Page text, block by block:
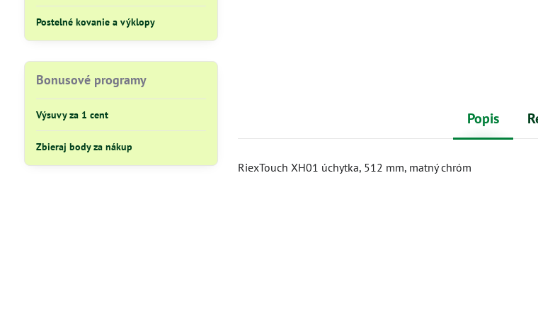
Popis
RiexTouch XH01 úchytka, 512 mm, matný chróm
Postelné kovanie a výklopy
Bonusové programy
Výsuvy za 1 cent
Zbieraj body za nákup